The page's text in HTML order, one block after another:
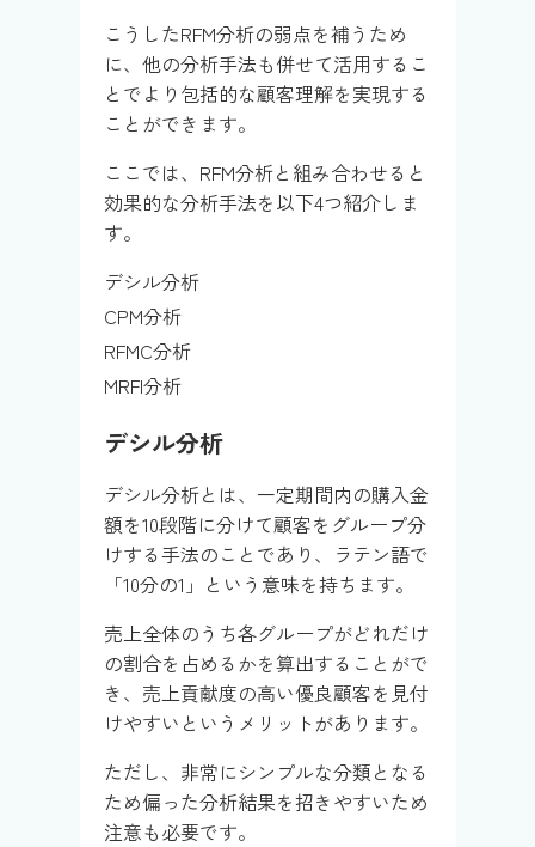
こうしたRFM分析の弱点を補うため
に、他の分析手法も併せて活用するこ
とでより包括的な顧客理解を実現する
ことができます。
ここでは、RFM分析と組み合わせると
効果的な分析手法を以下4つ紹介しま
す。
デシル分析
CPM分析
RFMC分析
MRFI分析
デシル分析
デシル分析とは、一定期間内の購入金
額を10段階に分けて顧客をグループ分
けする手法のことであり、ラテン語で
「10分の1」という意味を持ちます。
売上全体のうち各グループがどれだけ
の割合を占めるかを算出することがで
き、売上貢献度の高い優良顧客を見付
けやすいというメリットがあります。
ただし、非常にシンプルな分類となる
ため偏った分析結果を招きやすいため
注意も必要です。